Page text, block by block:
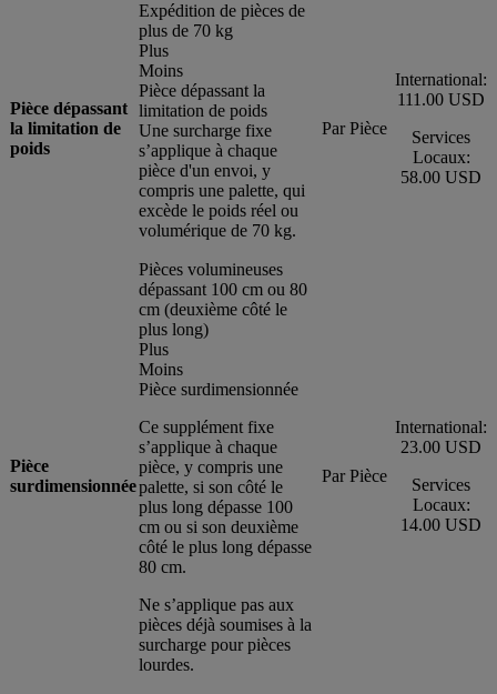
Pièce dépassant
la limitation de
poids
Expédition de pièces de
plus de 70 kg
Plus
Moins
Pièce dépassant la
limitation de poids
Une surcharge fixe
s’applique à chaque
pièce d'un envoi, y
compris une palette, qui
excède le poids réel ou
volumérique de 70 kg.
Par Pièce
International:
111.00 USD
Services
Locaux:
58.00 USD
Pièce
surdimensionnée
Pièces volumineuses
dépassant 100 cm ou 80
cm (deuxième côté le
plus long)
Plus
Moins
Pièce surdimensionnée
Ce supplément fixe
s’applique à chaque
pièce, y compris une
palette, si son côté le
plus long dépasse 100
cm ou si son deuxième
côté le plus long dépasse
80 cm.
Ne s’applique pas aux
pièces déjà soumises à la
surcharge pour pièces
lourdes.
Par Pièce
International:
23.00 USD
Services
Locaux:
14.00 USD